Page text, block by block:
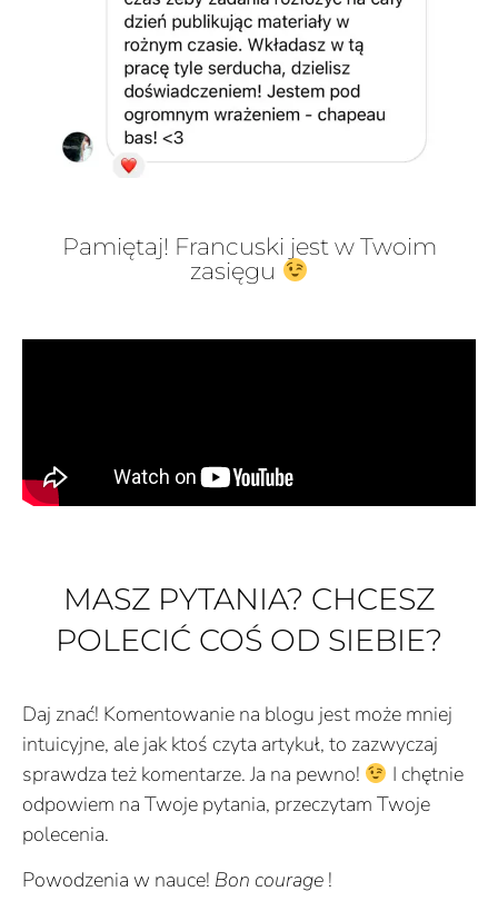
Pamiętaj! Francuski jest w Twoim
zasięgu
MASZ PYTANIA? CHCESZ
POLECIĆ COŚ OD SIEBIE?
Daj znać! Komentowanie na blogu jest może mniej
intuicyjne, ale jak ktoś czyta artykuł, to zazwyczaj
sprawdza też komentarze. Ja na pewno!
I chętnie
odpowiem na Twoje pytania, przeczytam Twoje
polecenia.
Powodzenia w nauce! Bon courage !